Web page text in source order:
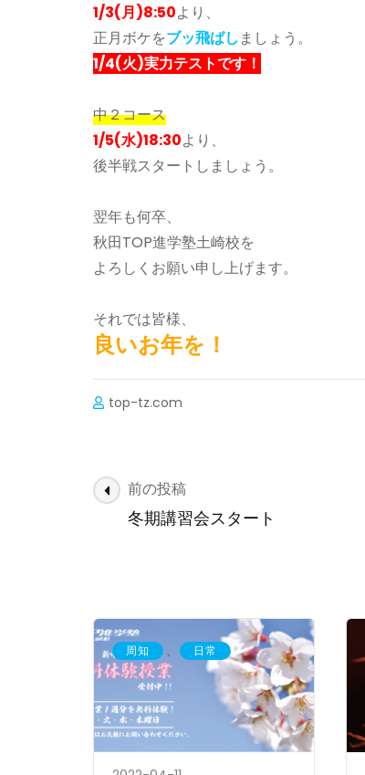
1/3(月)8:50より、
正月ボケをブッ飛ばし ましょう。
1/4(火)実力テストです！
中２コース
1/5(水)18:30より、
後半戦スタートしましょう。
翌年も何卒、
秋田TOP進学塾土崎校を
よろしくお願い申し上げます。
それでは皆様、
良いお年を！
top-tz.com
投
稿
ー
シ
ョ
前の投稿
冬期講習会スタート
周知 、 日常